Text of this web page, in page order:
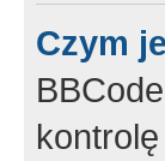
Czym